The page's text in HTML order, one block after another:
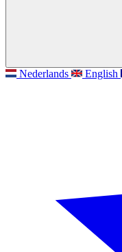
Nederlands English